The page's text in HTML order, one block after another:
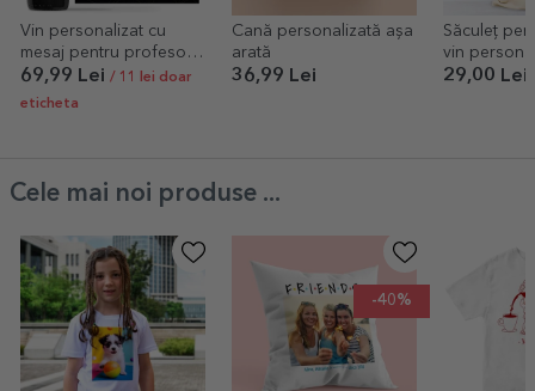
Vin personalizat cu
mesaj pentru profesor -
Recunoștință
69,99 Lei / 11 lei doar
eticheta
Cană personalizată așa
arată
36,99 Lei
Săculeț
vin
mesaj -
29,00 Lei
Cele mai noi produse ...
-40%